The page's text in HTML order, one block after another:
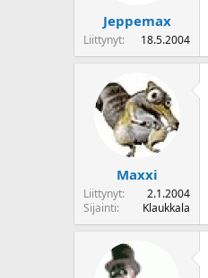
Jeppemax
Liittynyt 18.5.2004
Maxxi
Liittynyt
2.1.2004
Sijainti
Klaukkala